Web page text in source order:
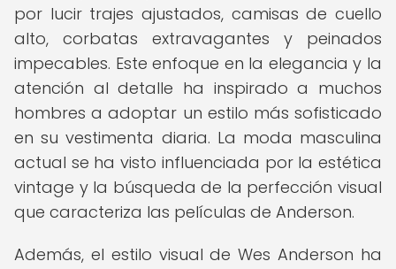
por lucir trajes ajustados, camisas de cuello
alto, corbatas extravagantes y peinados
impecables. Este enfoque en la elegancia y la
atención al detalle ha inspirado a muchos
hombres a adoptar un estilo más sofisticado
en su vestimenta diaria. La moda masculina
actual se ha visto influenciada por la estética
vintage y la búsqueda de la perfección visual
que caracteriza las películas de Anderson.
Además, el estilo visual de Wes Anderson ha